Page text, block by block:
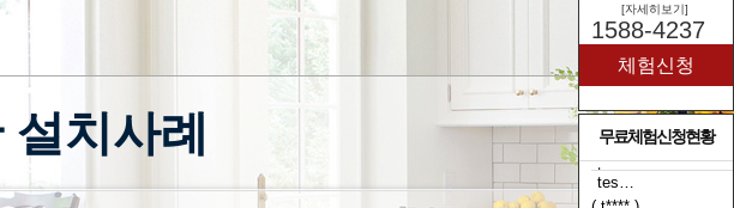
치사례
[자세히보기]
1588-4237
무료체험신청현황
tes…
( t**** )